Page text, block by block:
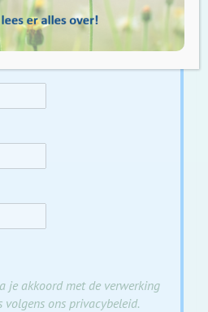
je akkoord met de verwerking
volgens ons privacybeleid.